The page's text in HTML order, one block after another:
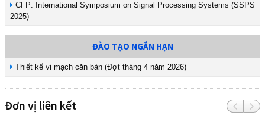
CFP: International Symposium on Signal Processing Systems (SSPS
2025)
ĐÀO TẠO NGẮN HẠN
Thiết kế vi mạch căn bản (Đợt tháng 4 năm 2026)
Đơn vị liên kết